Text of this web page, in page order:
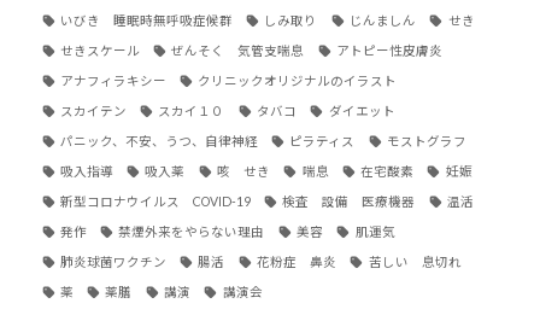
いびき 睡眠時無呼吸症候群 しみ取り じんましん せき
せきスケール ぜんそく 気管支喘息 アトピー性皮膚炎
アナフィラキシー クリニックオリジナルのイラスト
スカイテン スカイ１０ タバコ ダイエット
パニック、不安、うつ、自律神経 ピラティス モストグラフ
吸入指導 吸入薬 咳 せき 喘息 在宅酸素 妊娠
新型コロナウイルス COVID-19 検査 設備 医療機器 温活
発作 禁煙外来をやらない理由 美容 肌運気
肺炎球菌ワクチン 腸活 花粉症 鼻炎 苦しい 息切れ
薬 薬膳 講演 講演会